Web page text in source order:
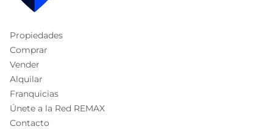
Propiedades
Comprar
Vender
Alquilar
Franquicias
Únete a la Red REMAX
Contacto